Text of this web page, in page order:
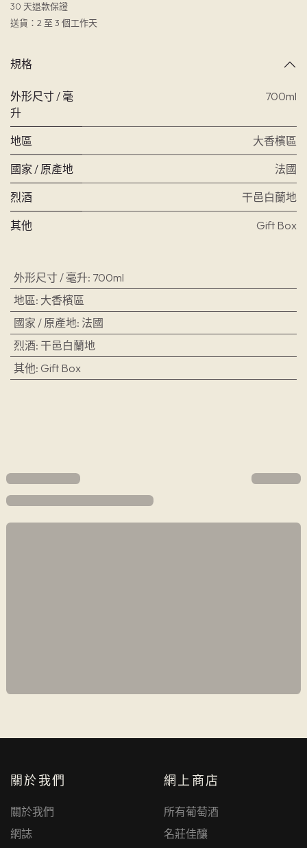
30 天退款保證
送貨：2 至 3 個工作天
規格
外形尺寸 / 毫
升
700ml
地區 大香檳區
國家 / 原產地 法國
烈酒 干邑白蘭地
其他 Gift Box
外形尺寸 / 毫升: 700ml
地區: 大香檳區
國家 / 原產地: 法國
烈酒: 干邑白蘭地
其他: Gift Box
關於我們
關於我們
網誌
網上商店
所有葡萄酒
名莊佳釀